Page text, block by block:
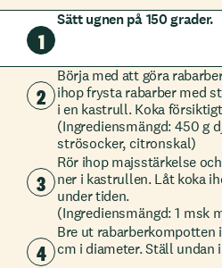
1
Sätt ugnen på 150 grader.
2
Börja med att göra
ihop frysta rabarber med
i en kastrull. Koka
(Ingrediensmängd: 450 g
strösocker, citronskal)
3
Rör ihop majsstärkelse
ner i kastrullen. Låt koka
under tiden.
(Ingrediensmängd: 1 msk
4
Bre ut rabarberkompotten
cm i diameter. Ställ undan